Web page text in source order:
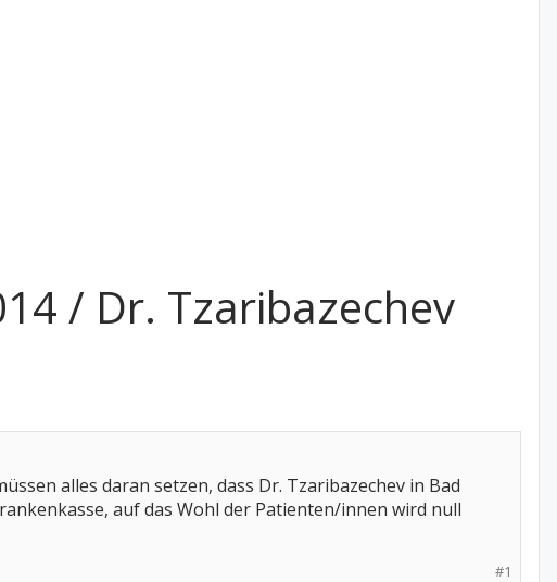
/ Dr. Tzaribazechev
alles daran setzen, dass Dr. Tzaribazechev in Bad
auf das Wohl der Patienten/innen wird null
#1